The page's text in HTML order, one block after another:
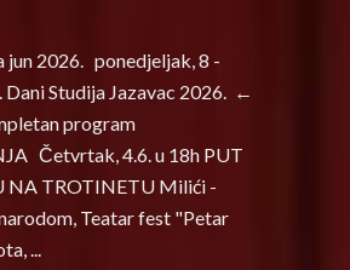
jun 2026. ponedjeljak, 8 -
Dani Studija Jazavac 2026. ←
program
Četvrtak, 4.6. u 18h PUT
NA TROTINETU Milići -
Teatar fest "Petar